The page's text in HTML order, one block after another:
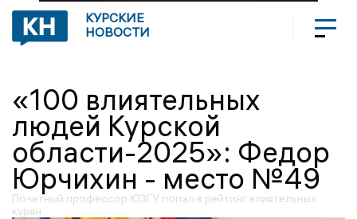
КУРСКИЕ
НОВОСТИ
«100 влиятельных
людей Курской
области-2025»: Федор
Юрчихин - место №49
Почетный профессор ЮЗГУ попал в рейтинг влиятельных
курян